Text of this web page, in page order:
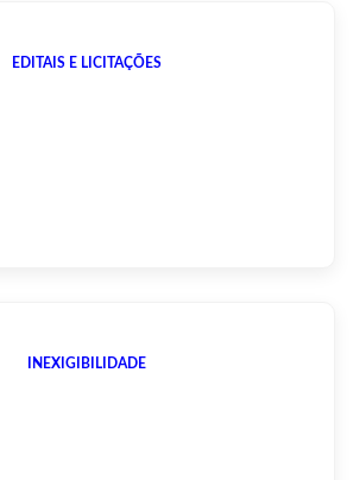
EDITAIS E LICITAÇÕES
INEXIGIBILIDADE